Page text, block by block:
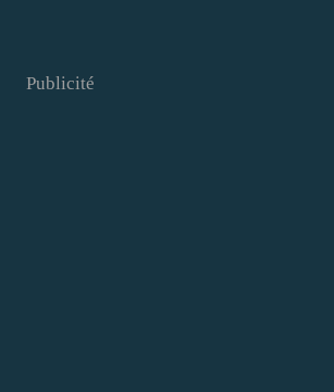
Publicité